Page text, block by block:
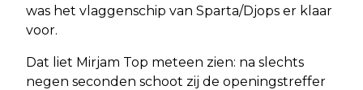
was het vlaggenschip van Sparta/Djops er klaar
voor.
Dat liet Mirjam Top meteen zien: na slechts
negen seconden schoot zij de openingstreffer